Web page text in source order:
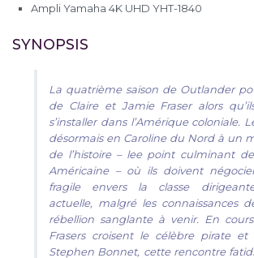
Ampli Yamaha 4K UHD YHT-1840
SYNOPSIS
La quatrième saison de Outlander
de Claire et Jamie Fraser alors
s’installer dans l’Amérique coloniale.
désormais en Caroline du Nord à un
de l’histoire – lee point culminant
Américaine – où ils doivent
fragile envers la classe
actuelle, malgré les connaissances
rébellion sanglante à venir. En
Frasers croisent le célèbre pirate et
Stephen Bonnet, cette rencontre